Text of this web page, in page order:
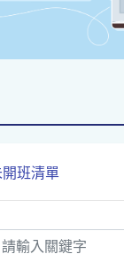
班清單